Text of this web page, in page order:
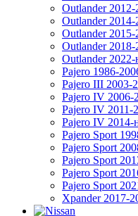
Outlander 2012-
Outlander 2014-
Outlander 2015-
Outlander 2018-
Outlander 2022-
Pajero 1986-
Pajero III 2003-
Pajero IV 2006-
Pajero IV 2011-
Pajero IV 2014-
Pajero Sport
Pajero Sport
Pajero Sport
Pajero Sport
Pajero Sport
Xpander 2017-